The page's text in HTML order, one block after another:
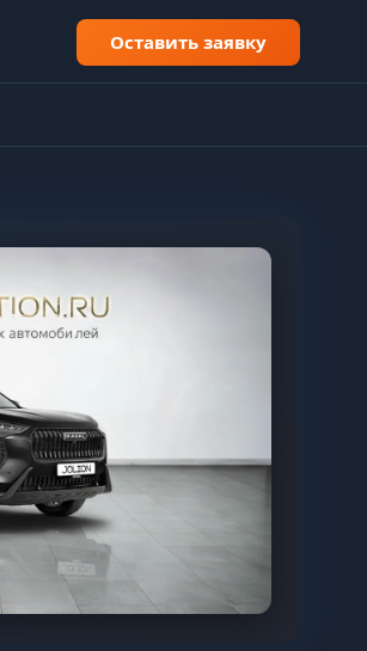
Оставить заявку